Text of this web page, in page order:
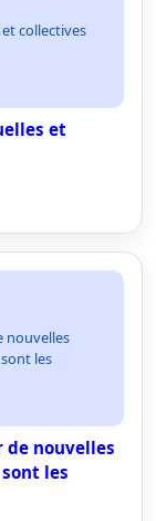
collectives
et
nouvelles
les
de nouvelles
les